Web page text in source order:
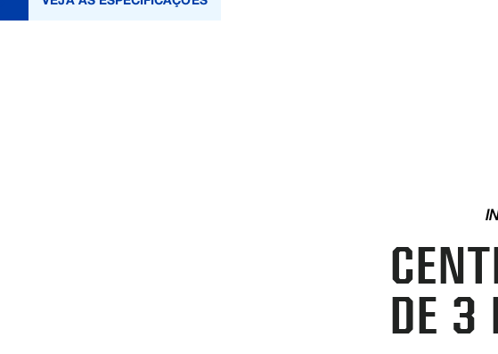
DE 3